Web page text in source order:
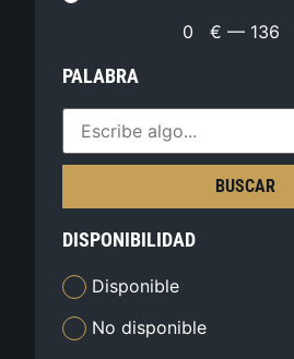
0 € — 136
PALABRA
BUSCAR
DISPONIBILIDAD
Disponible
No disponible